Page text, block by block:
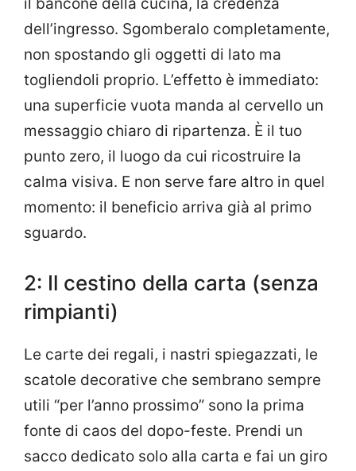
il bancone della cucina, la credenza
dell’ingresso. Sgomberalo completamente,
non spostando gli oggetti di lato ma
togliendoli proprio. L’effetto è immediato:
una superficie vuota manda al cervello un
messaggio chiaro di ripartenza. È il tuo
punto zero, il luogo da cui ricostruire la
calma visiva. E non serve fare altro in quel
momento: il beneficio arriva già al primo
sguardo.
2: Il cestino della carta (senza
rimpianti)
Le carte dei regali, i nastri spiegazzati, le
scatole decorative che sembrano sempre
utili “per l’anno prossimo” sono la prima
fonte di caos del dopo-feste. Prendi un
sacco dedicato solo alla carta e fai un giro